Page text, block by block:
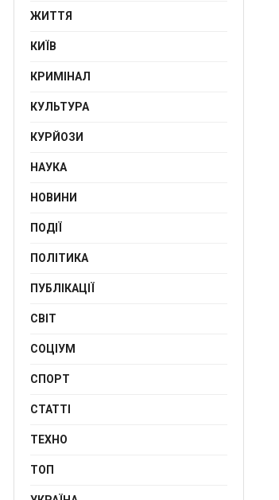
ЖИТТЯ
КИЇВ
КРИМІНАЛ
КУЛЬТУРА
КУРЙОЗИ
НАУКА
НОВИНИ
ПОДІЇ
ПОЛІТИКА
ПУБЛІКАЦІЇ
СВІТ
СОЦІУМ
СПОРТ
СТАТТІ
ТЕХНО
ТОП